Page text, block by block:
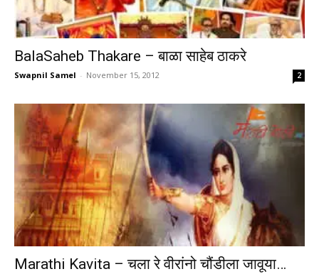
BalaSaheb Thakare – बाळा साहेब ठाकरे
Swapnil Samel - November 15, 2012 2
Marathi Kavita – चला रे वीरांनो चौंडीला जावूया…